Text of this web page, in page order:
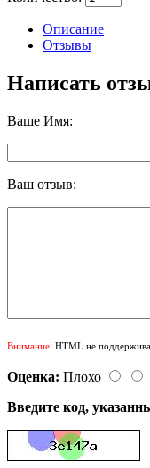
Описание
Отзывы
Написать
Ваше Имя:
Ваш отзыв:
Внимание: HTML не
Оценка: Плохо
Введите код,